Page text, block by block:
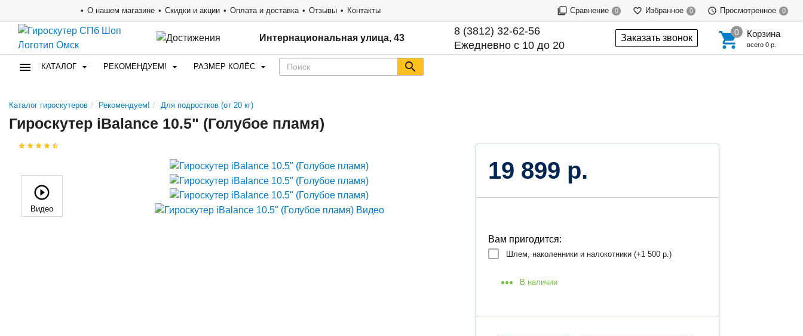
О нашем магазине Скидки и акции Оплата и доставка Отзывы Контакты Сравнение 0 Избранное 0 Просмотренное 0
Интернациональная улица, 43
8 (3812) 32-62-56
Ежедневно с 10 до 20
Заказать звонок Корзина
всего 0 р.
КАТАЛОГ РЕКОМЕНДУЕМ! РАЗМЕР КОЛЁС
Каталог гироскутеров Рекомендуем! Для подростков (от 20 кг)
Гироскутер iBalance 10.5" (Голубое пламя)
Видео
19 899 р.
Вам пригодится:
Шлем, наколенники и налокотники (+1 500 р.)
В наличии